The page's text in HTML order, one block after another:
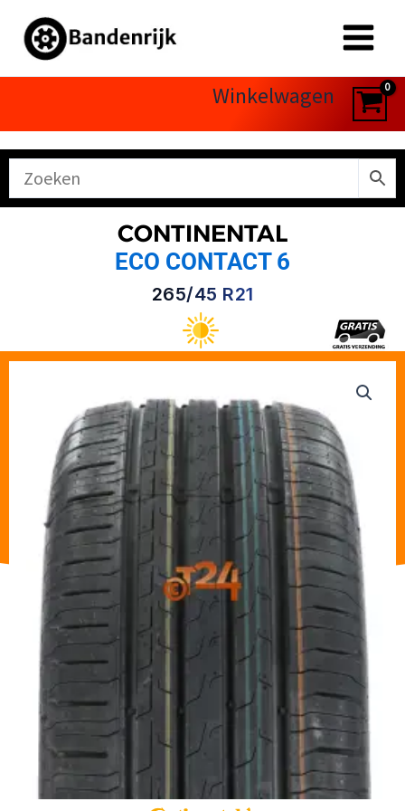
naar
Winkelwagen
CONTINENTAL
ECO CONTACT 6
265/45 R21